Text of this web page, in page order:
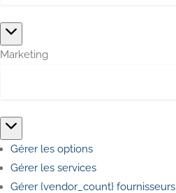
Statistiques
Marketing
Marketing
Gérer les options
Gérer les services
Gérer {vendor_count} fournisseurs